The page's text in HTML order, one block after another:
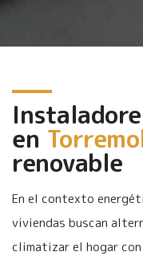
en
renovable
En el contexto
viviendas buscan
climatizar el hogar